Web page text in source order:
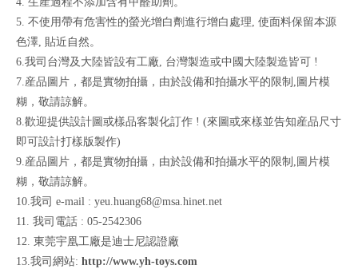
5. 不使用帶有危害性的螢光增白劑進行增白處理, 使面料保留本源
色澤, 貼近自然。
6.我司台灣及大陸皆設有工廠, 台灣製造或中國大陸製造皆可 !
7.産品圖片，都是實物拍攝，由於設備和拍攝水平的限制,圖片模
糊，敬請諒解。
8.歡迎提供設計圖或樣品客製化訂作 ! (來圖或來樣並告知産品尺寸
即可設計打樣版製作)
9.産品圖片，都是實物拍攝，由於設備和拍攝水平的限制,圖片模
糊，敬請諒解。
10.我司 e-mail : yeu.huang68@msa.hinet.net
11. 我司電話 : 05-2542306
12. 東莞宇凰工廠是迪士尼認證廠
13.我司網站: http://www.yh-toys.com